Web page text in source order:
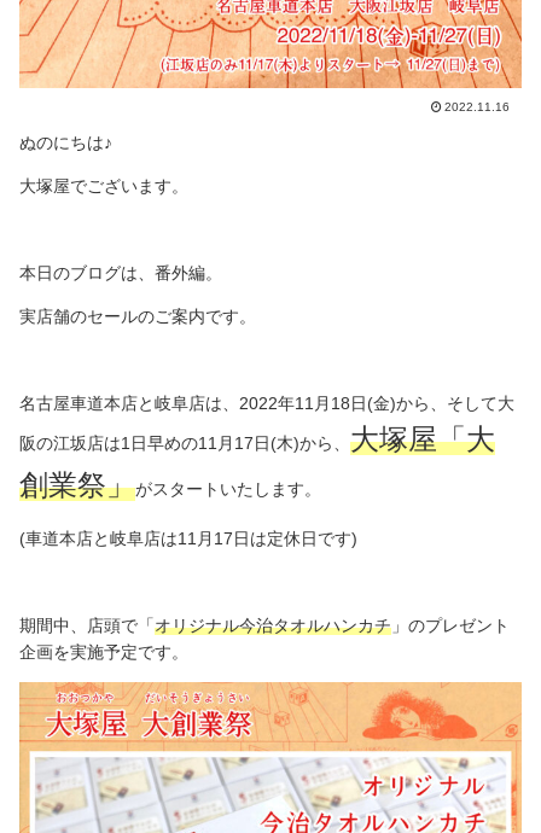
2022.11.16
ぬのにちは♪
大塚屋でございます。
本日のブログは、番外編。
実店舗のセールのご案内です。
名古屋車道本店と岐阜店は、2022年11月18日(金)から、そして大
阪の江坂店は1日早めの11月17日(木)から、 大塚屋「大
創業祭」がスタートいたします。
(車道本店と岐阜店は11月17日は定休日です)
期間中、店頭で「オリジナル今治タオルハンカチ 」のプレゼント
企画を実施予定です。